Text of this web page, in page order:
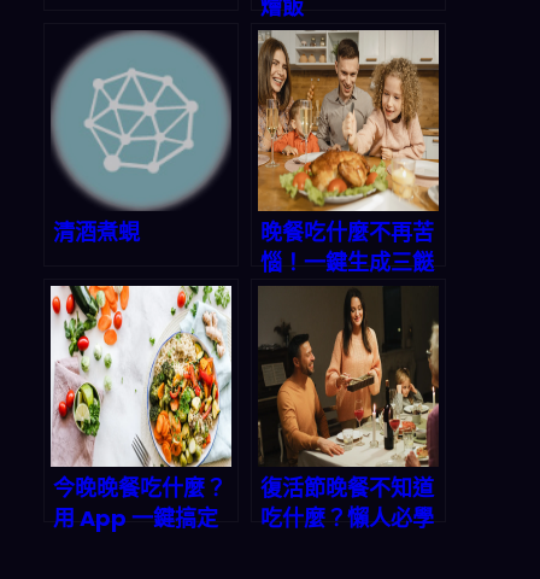
燴飯
清酒煮蜆
晚餐吃什麼不再苦
惱！一鍵生成三餸
一湯的智能App，
讓你輕鬆做出星級
家常菜
今晚晚餐吃什麼？
用 App 一鍵搞定
復活節晚餐不知道
吃什麼？懶人必學